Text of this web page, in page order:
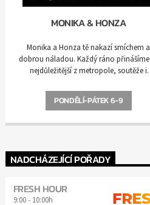
MONIKA & HONZA
Monika a Honza tě nakazí smíchem a
dobrou náladou. Každý ráno
nejdůležitější z metropole, soutěže i
PONDĚLÍ-PÁTEK 6-9
NADCHÁZEJÍCÍ POŘADY
FRESH HOUR
9:00- 10:00h